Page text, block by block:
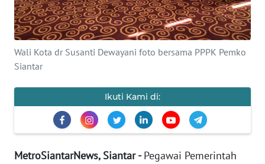
Wali Kota dr Susanti Dewayani foto bersama PPPK Pemko
Siantar
Ikuti Kami di:
MetroSiantarNews, Siantar -Pegawai Pemerintah
INFO
IKLAN
TENTANG